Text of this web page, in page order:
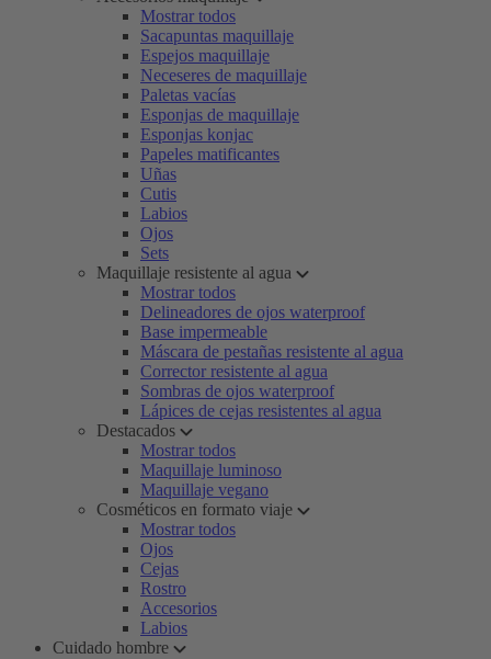
Mostrar todos
Sacapuntas maquillaje
Espejos maquillaje
Neceseres de maquillaje
Paletas vacías
Esponjas de maquillaje
Esponjas konjac
Papeles matificantes
Uñas
Cutis
Labios
Ojos
Sets
Maquillaje resistente al agua
Mostrar todos
Delineadores de ojos waterproof
Base impermeable
Máscara de pestañas resistente al agua
Corrector resistente al agua
Sombras de ojos waterproof
Lápices de cejas resistentes al agua
Destacados
Mostrar todos
Maquillaje luminoso
Maquillaje vegano
Cosméticos en formato viaje
Mostrar todos
Ojos
Cejas
Rostro
Accesorios
Labios
Cuidado hombre